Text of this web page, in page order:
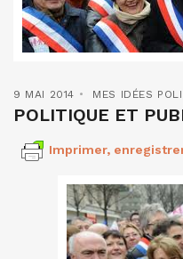
9 MAI 2014 MES IDÉES
POLITIQUE ET
Imprimer,